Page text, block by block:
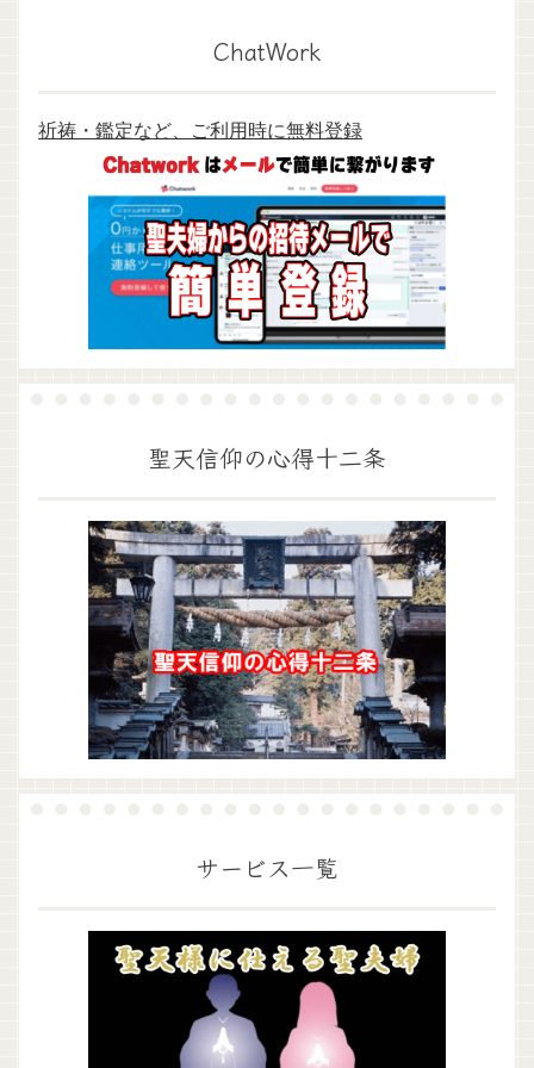
ChatWork
祈祷・鑑定など、ご利用時に無料登録
聖天信仰の心得十二条
サービス一覧